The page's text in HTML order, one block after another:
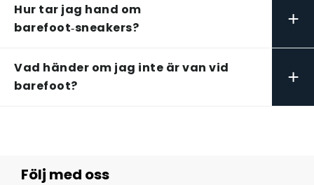
Hur tar jag hand om
barefoot‑sneakers?
+
Vad händer om jag inte är van vid
barefoot?
+
Följ med oss